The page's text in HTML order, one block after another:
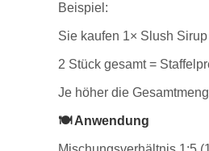
Beispiel:
Sie kaufen 1× Slush
2 Stück gesamt =
Je höher die
🍽️ Anwendung